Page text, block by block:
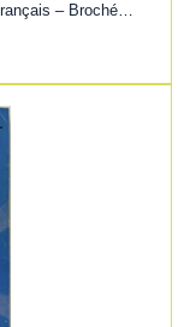
– Broché…